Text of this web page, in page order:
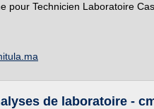
pour Technicien Laboratoire
de laboratoire -